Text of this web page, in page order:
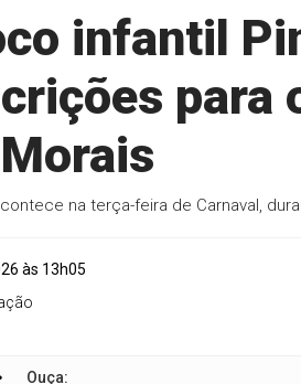
infantil
para
na terça-feira de Carnaval,
às 13h05
Ouça: